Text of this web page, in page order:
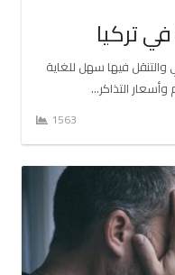
تركيا
والتنقل فيها سهل للغاية
التذاكر…
1563